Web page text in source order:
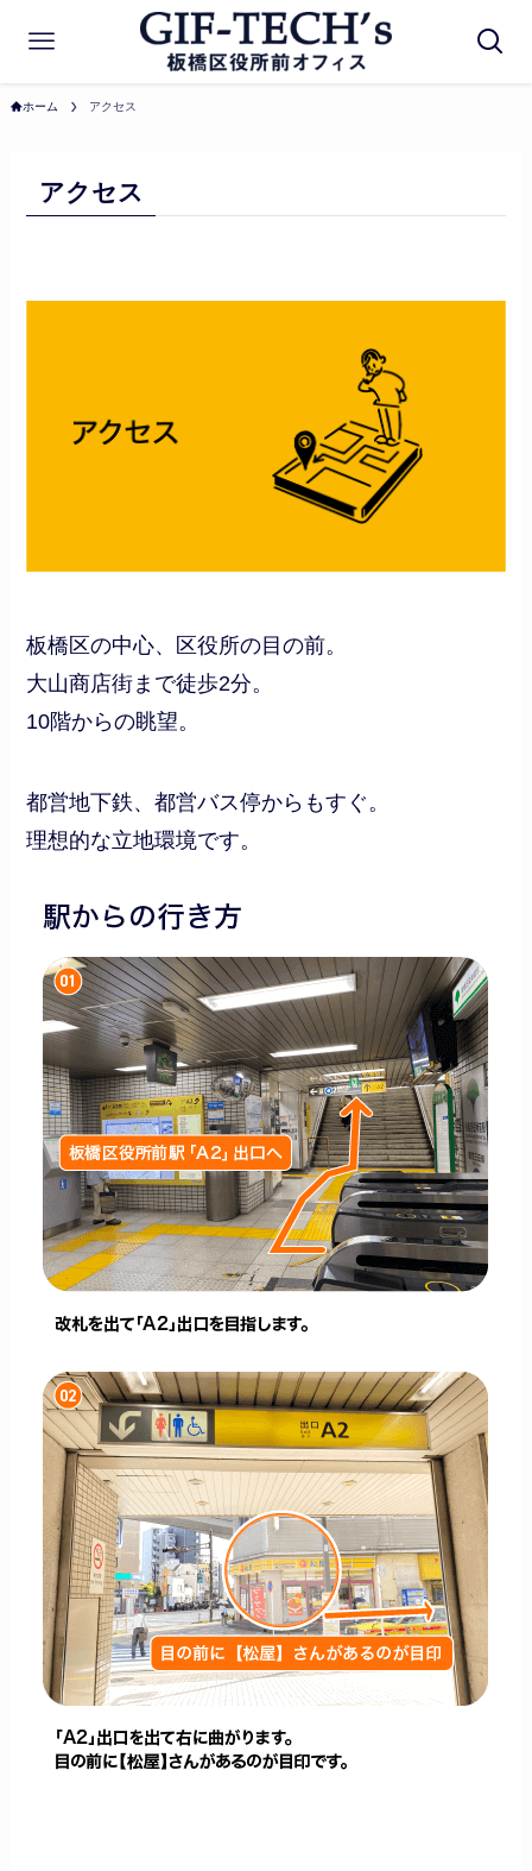
ホーム アクセス
アクセス
板橋区の中心、区役所の目の前。
大山商店街まで徒歩2分。
10階からの眺望。
都営地下鉄、都営バス停からもすぐ。
理想的な立地環境です。